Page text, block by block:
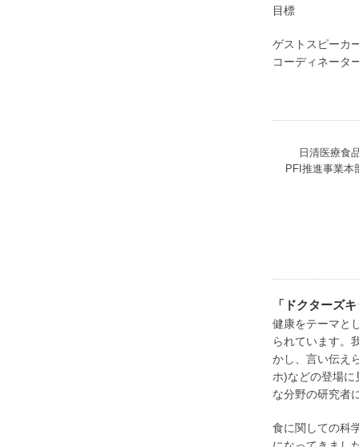
目標
ゲストスピー
コーディネー
日清医療食
PFI推進事業本
「ドクターズ
健康をテーマと
られています。
かし、言い伝え
ホ)などの登場
な分野の研究者
食に関しての科